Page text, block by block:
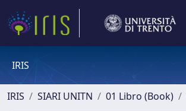
IRIS
IRIS SIARI UNITN 01 Libro (Book)